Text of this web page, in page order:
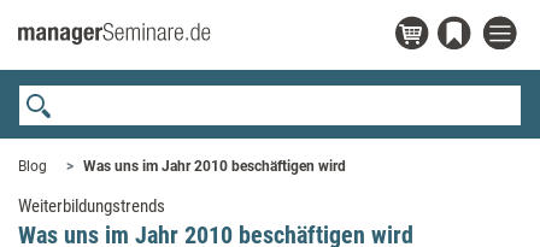
Blog Was uns im Jahr 2010 beschäftigen wird
Weiterbildungstrends
Was uns im Jahr 2010 beschäftigen wird